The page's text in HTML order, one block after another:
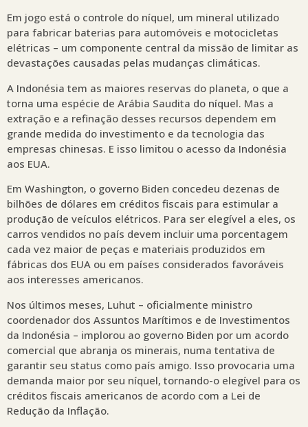
Em jogo está o controle do níquel, um mineral utilizado
para fabricar baterias para automóveis e motocicletas
elétricas – um componente central da missão de limitar as
devastações causadas pelas mudanças climáticas.
A Indonésia tem as maiores reservas do planeta, o que a
torna uma espécie de Arábia Saudita do níquel. Mas a
extração e a refinação desses recursos dependem em
grande medida do investimento e da tecnologia das
empresas chinesas. E isso limitou o acesso da Indonésia
aos EUA.
Em Washington, o governo Biden concedeu dezenas de
bilhões de dólares em créditos fiscais para estimular a
produção de veículos elétricos. Para ser elegível a eles, os
carros vendidos no país devem incluir uma porcentagem
cada vez maior de peças e materiais produzidos em
fábricas dos EUA ou em países considerados favoráveis
aos interesses americanos.
Nos últimos meses, Luhut – oficialmente ministro
coordenador dos Assuntos Marítimos e de Investimentos
da Indonésia – implorou ao governo Biden por um acordo
comercial que abranja os minerais, numa tentativa de
garantir seu status como país amigo. Isso provocaria uma
demanda maior por seu níquel, tornando-o elegível para os
créditos fiscais americanos de acordo com a Lei de
Redução da Inflação.